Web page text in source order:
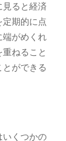
ると経済
期的に点
端がめくれ
ねること
ができる
いくつかの